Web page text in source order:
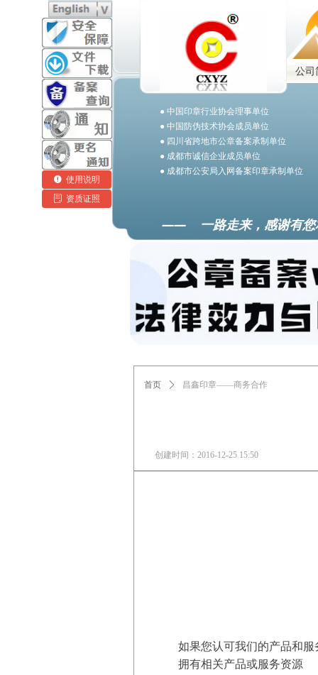
넅 使用说明
ꂓ 资质证照
公司
● 中国印章行业协会理事单位
● 中国防伪技术协会成员单位
● 四川省跨地市公章备案承制单位
● 成都市诚信企业成员单位
● 成都市公安局入网备案印章承制单位
—— 一路走来，感谢有您
创建时间： 2016-12-25 15:50
如果您认可我们的产品和服
拥有相关产品或服务资源
首页 ꄲ 昌鑫印章——商务合作